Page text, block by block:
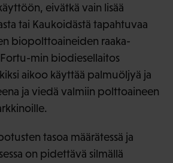
eivätkä vain lisää
tai Kaukoidästä tapahtuvaa
biopolttoaineiden raaka-
min biodiesellaitos
aikoo käyttää palmuöljyä ja
ja viedä valmiin polttoaineen
tasoa määrätessä ja
on pidettävä silmällä